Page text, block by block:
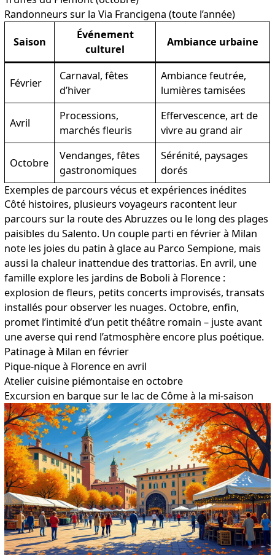
Randonneurs sur la Via Francigena (toute l’année)
Saison
Événement
culturel
Ambiance urbaine
Février
Carnaval, fêtes
d’hiver
Ambiance feutrée,
lumières tamisées
Avril
Processions,
marchés fleuris
Effervescence, art de
vivre au grand air
Octobre
Vendanges, fêtes
gastronomiques
Sérénité, paysages
dorés
Exemples de parcours vécus et expériences inédites
Côté histoires, plusieurs voyageurs racontent leur
parcours sur la route des Abruzzes ou le long des plages
paisibles du Salento. Un couple parti en février à Milan
note les joies du patin à glace au Parco Sempione, mais
aussi la chaleur inattendue des trattorias. En avril, une
famille explore les jardins de Boboli à Florence :
explosion de fleurs, petits concerts improvisés, transats
installés pour observer les nuages. Octobre, enfin,
promet l’intimité d’un petit théâtre romain – juste avant
une averse qui rend l’atmosphère encore plus poétique.
Patinage à Milan en février
Pique-nique à Florence en avril
Atelier cuisine piémontaise en octobre
Excursion en barque sur le lac de Côme à la mi-saison